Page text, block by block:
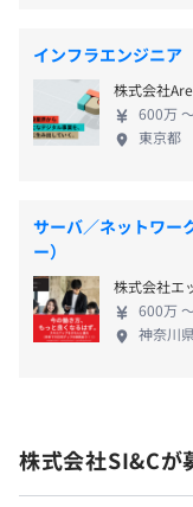
社会保険完備（健
保険）
無期雇用
インフラエンジニア
株式会社
600万
東京都
サーバ／ネットワー
ー）
株式会社エ
600万
神奈川
株式会社SI&Cが